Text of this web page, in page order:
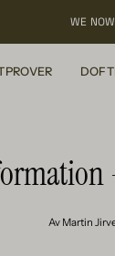
WE
Av Martin